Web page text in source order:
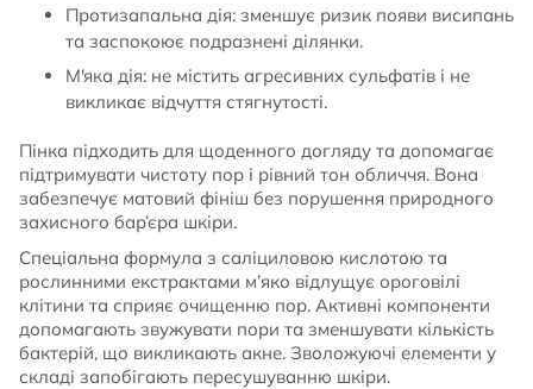
Протизапальна дія: зменшує ризик появи висипань
та заспокоює подразнені ділянки.
М'яка дія: не містить агресивних сульфатів і не
викликає відчуття стягнутості.
Пінка підходить для щоденного догляду та допомагає
підтримувати чистоту пор і рівний тон обличчя. Вона
забезпечує матовий фініш без порушення природного
захисного бар’єра шкіри.
Спеціальна формула з саліциловою кислотою та
рослинними екстрактами м’яко відлущує ороговілі
клітини та сприяє очищенню пор. Активні компоненти
допомагають звужувати пори та зменшувати кількість
бактерій, що викликають акне. Зволожуючі елементи у
складі запобігають пересушуванню шкіри.